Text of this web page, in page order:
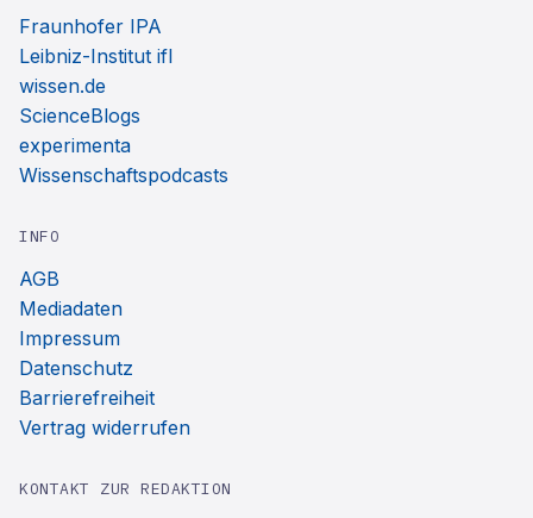
Fraunhofer IPA
Leibniz-Institut ifl
wissen.de
ScienceBlogs
experimenta
Wissenschaftspodcasts
INFO
AGB
Mediadaten
Impressum
Datenschutz
Barrierefreiheit
Vertrag widerrufen
KONTAKT ZUR REDAKTION